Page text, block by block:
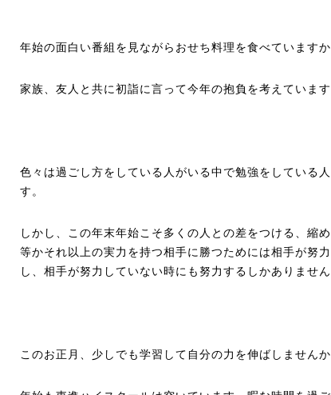
年始の面白い番組を見ながらおせち料理を食べていますか
家族、友人と共に初詣に言って今年の抱負を考えています
色々は過ごし方をしている人がいる中で勉強をしている
す。
しかし、この年末年始こそ多くの人との差をつける、縮
等かそれ以上の実力を持つ相手に勝つためには相手が努
し、相手が努力していない時にも努力するしかありません
このお正月、少しでも学習して自分の力を伸ばしませんか